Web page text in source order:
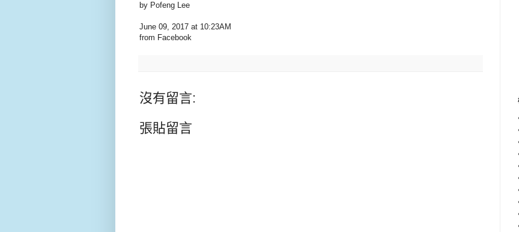
by Pofeng Lee
June 09, 2017 at 10:23AM
from Facebook
沒有留言:
張貼留言